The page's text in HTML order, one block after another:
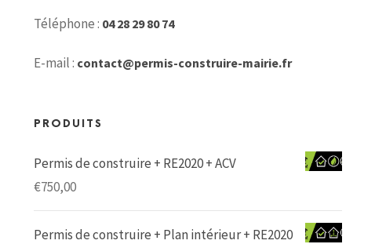
Téléphone : 04 28 29 80 74
E-mail : contact@permis-construire-mairie.fr
PRODUITS
Permis de construire + RE2020 + ACV
€750,00
Permis de construire + Plan intérieur + RE2020